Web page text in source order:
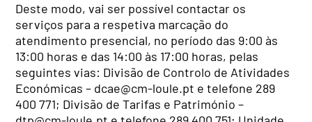
Deste modo, vai ser possível contactar os
serviços para a respetiva marcação do
atendimento presencial, no período das 9:00 às
13:00 horas e das 14:00 às 17:00 horas, pelas
seguintes vias: Divisão de Controlo de Atividades
Económicas – dcae@cm-loule.pt e telefone 289
400 771; Divisão de Tarifas e Património –